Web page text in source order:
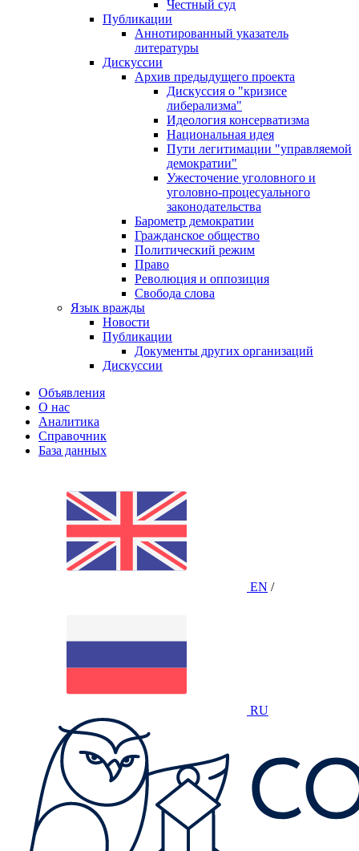
Честный суд
Публикации
Аннотированный указатель
литературы
Дискуссии
Архив предыдущего проекта
Дискуссия о "кризисе
либерализма"
Идеология консерватизма
Национальная идея
Пути легитимации "управляемой
демократии"
Ужесточение уголовного и
уголовно-процесуального
законодательства
Барометр демократии
Гражданское общество
Политический режим
Право
Революция и оппозиция
Свобода слова
Язык вражды
Новости
Публикации
Документы других организаций
Дискуссии
Объявления
О нас
Аналитика
Справочник
База данных
EN /
RU